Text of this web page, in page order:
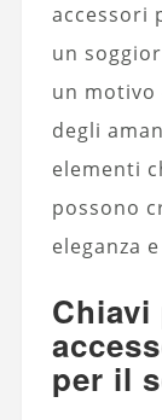
accessori
un
un motivo
degli
elementi
possono
eleganza
per il